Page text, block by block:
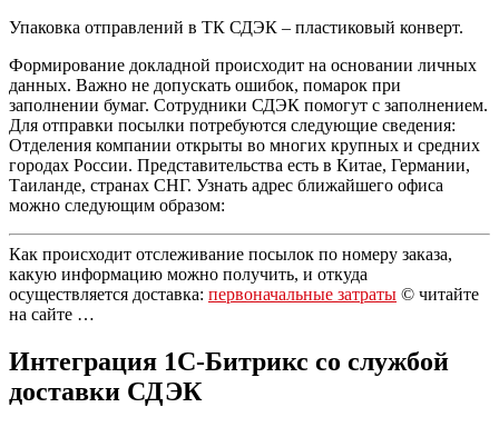
Упаковка отправлений в ТК СДЭК – пластиковый конверт.
Формирование докладной происходит на основании личных
данных. Важно не допускать ошибок, помарок при
заполнении бумаг. Сотрудники СДЭК помогут с заполнением.
Для отправки посылки потребуются следующие сведения:
Отделения компании открыты во многих крупных и средних
городах России. Представительства есть в Китае, Германии,
Таиланде, странах СНГ. Узнать адрес ближайшего офиса
можно следующим образом:
Как происходит отслеживание посылок по номеру заказа,
какую информацию можно получить, и откуда
осуществляется доставка: первоначальные затраты © читайте
на сайте …
Интеграция 1С-Битрикс со службой
доставки СДЭК